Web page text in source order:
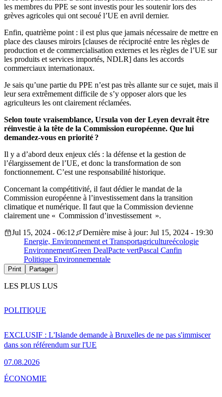
les membres du PPE se sont investis pour les soutenir lors des
grèves agricoles qui ont secoué l’UE en avril dernier.
Enfin, quatrième point : il est plus que jamais nécessaire de mettre en
place des clauses miroirs [clauses de réciprocité entre les règles de
production et de commercialisation externes et les règles de l’UE sur
les produits et services importés, NDLR] dans les accords
commerciaux internationaux.
Je sais qu’une partie du PPE n’est pas très allante sur ce sujet, mais il
leur sera extrêmement difficile de s’y opposer alors que les
agriculteurs les ont clairement réclamées.
Selon toute vraisemblance, Ursula von der Leyen devrait être
réinvestie à la tête de la Commission européenne. Que lui
demandez-vous en priorité ?
Il y a d’abord deux enjeux clés : la défense et la gestion de
l’élargissement de l’UE, et donc la transformation de son
fonctionnement. C’est une responsabilité historique.
Concernant la compétitivité, il faut dédier le mandat de la
Commission européenne à l’investissement dans la transition
climatique et numérique. Il faut que la Commission devienne
clairement une « Commission d’investissement ».
Jul 15, 2024 - 06:12
Dernière mise à jour: Jul 15, 2024 - 19:30
Energie, Environnement et Transportagricultureécologie
EnvironnementGreen DealPacte vertPascal Canfin
Politique Environnementale
Print Partager
LES PLUS LUS
EXCLUSIF : L'Islande demande à Bruxelles de ne pas s'immiscer
dans son référendum sur l'UE
07.08.2026
POLITIQUE
ÉCONOMIE